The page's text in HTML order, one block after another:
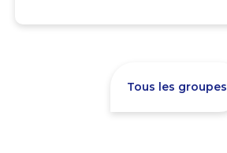
Tous les groupes